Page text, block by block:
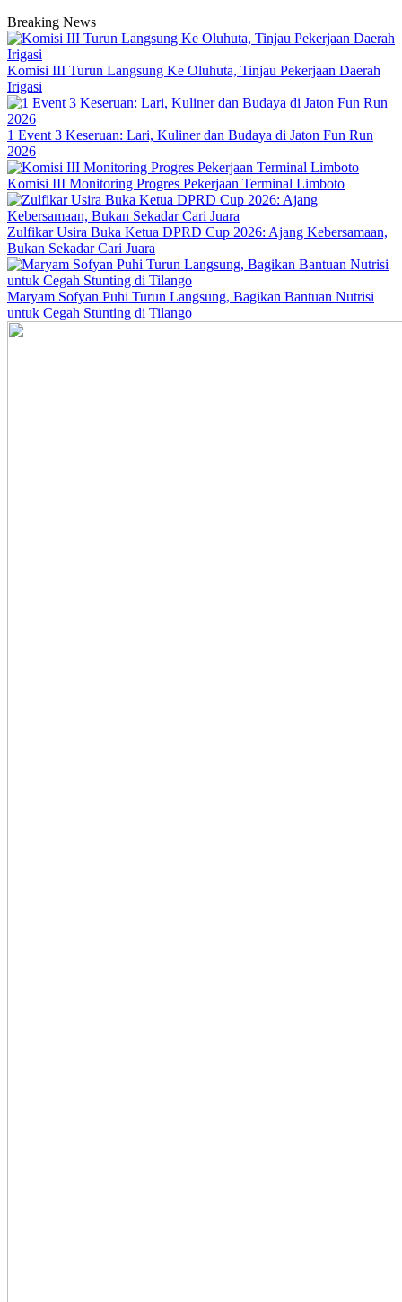
Breaking News
Komisi III Turun Langsung Ke Oluhuta, Tinjau Pekerjaan Daerah
Irigasi
1 Event 3 Keseruan: Lari, Kuliner dan Budaya di Jaton Fun Run
2026
Komisi III Monitoring Progres Pekerjaan Terminal Limboto
Zulfikar Usira Buka Ketua DPRD Cup 2026: Ajang Kebersamaan,
Bukan Sekadar Cari Juara
Maryam Sofyan Puhi Turun Langsung, Bagikan Bantuan Nutrisi
untuk Cegah Stunting di Tilango